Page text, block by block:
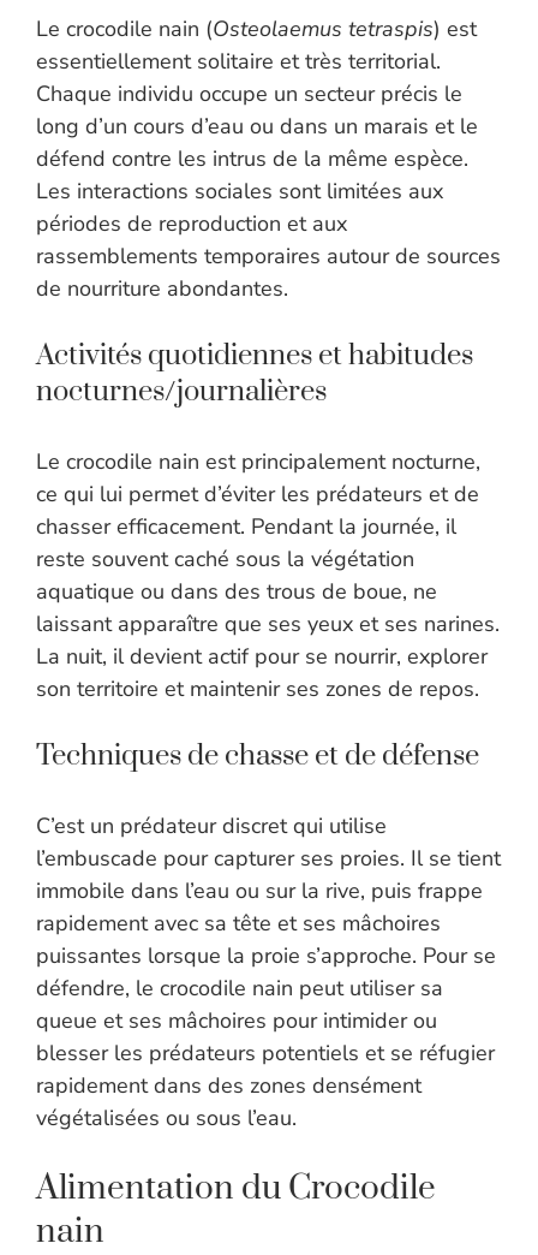
Le crocodile nain (Osteolaemus tetraspis) est
essentiellement solitaire et très territorial.
Chaque individu occupe un secteur précis le
long d’un cours d’eau ou dans un marais et le
défend contre les intrus de la même espèce.
Les interactions sociales sont limitées aux
périodes de reproduction et aux
rassemblements temporaires autour de sources
de nourriture abondantes.
Activités quotidiennes et habitudes
nocturnes/journalières
Le crocodile nain est principalement nocturne,
ce qui lui permet d’éviter les prédateurs et de
chasser efficacement. Pendant la journée, il
reste souvent caché sous la végétation
aquatique ou dans des trous de boue, ne
laissant apparaître que ses yeux et ses narines.
La nuit, il devient actif pour se nourrir, explorer
son territoire et maintenir ses zones de repos.
Techniques de chasse et de défense
C’est un prédateur discret qui utilise
l’embuscade pour capturer ses proies. Il se tient
immobile dans l’eau ou sur la rive, puis frappe
rapidement avec sa tête et ses mâchoires
puissantes lorsque la proie s’approche. Pour se
défendre, le crocodile nain peut utiliser sa
queue et ses mâchoires pour intimider ou
blesser les prédateurs potentiels et se réfugier
rapidement dans des zones densément
végétalisées ou sous l’eau.
Alimentation du Crocodile
nain